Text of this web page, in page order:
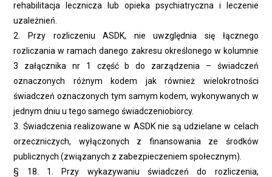
rehabilitacja lecznicza lub opieka psychiatryczna i leczenie
uzależnień.
2. Przy rozliczeniu ASDK, nie uwzględnia się łącznego
rozliczania w ramach danego zakresu określonego w kolumnie
3 załącznika nr 1 część b do zarządzenia – świadczeń
oznaczonych różnym kodem jak również wielokrotności
świadczeń oznaczonych tym samym kodem, wykonywanych w
jednym dniu u tego samego świadczeniobiorcy.
3. Świadczenia realizowane w ASDK nie są udzielane w celach
orzeczniczych, wyłączonych z finansowania ze środków
publicznych (związanych z zabezpieczeniem społecznym).
§ 18. 1. Przy wykazywaniu świadczeń do rozliczenia,